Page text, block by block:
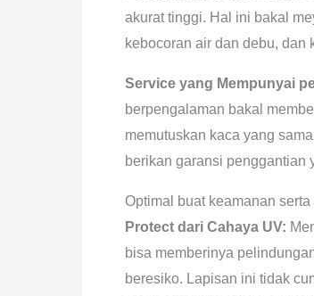
akurat tinggi. Hal ini bakal
kebocoran air dan debu, dan
Service yang Mempunyai
berpengalaman bakal
memutuskan kaca yang
berikan garansi penggantian
Optimal buat keamanan
Protect dari Cahaya UV:
bisa memberinya
beresiko. Lapisan ini tidak